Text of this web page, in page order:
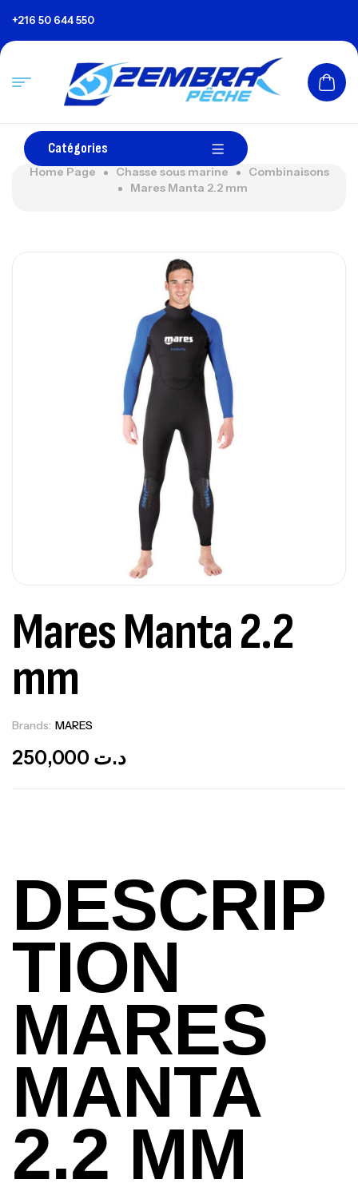
+216 50 644 550
Catégories
Home Page Chasse sous marine
Combinaisons
Mares Manta 2.2 mm
Mares Manta 2.2
mm
Brands: MARES
د.ت
DESCRIP
TION
MARES
MANTA
2.2 MM